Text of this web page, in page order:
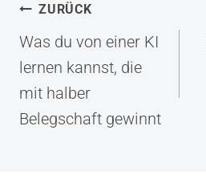
ZURÜCK
Was du von einer KI
lernen kannst, die
mit halber
Belegschaft gewinnt